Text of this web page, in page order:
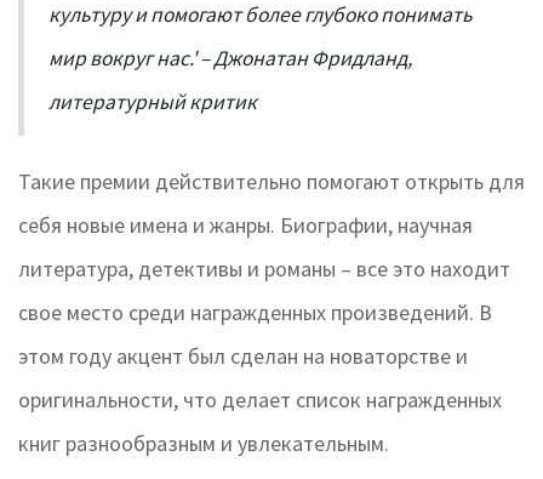
культуру и помогают более глубоко понимать
мир вокруг нас.' – Джонатан Фридланд,
литературный критик
Такие премии действительно помогают открыть для
себя новые имена и жанры. Биографии, научная
литература, детективы и романы – все это находит
свое место среди награжденных произведений. В
этом году акцент был сделан на новаторстве и
оригинальности, что делает список награжденных
книг разнообразным и увлекательным.